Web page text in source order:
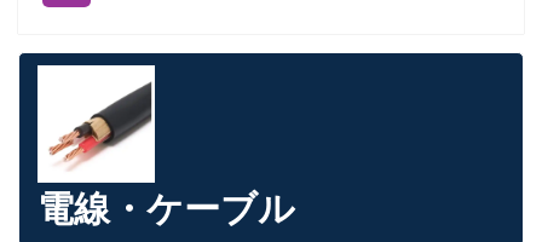
電線・ケーブル